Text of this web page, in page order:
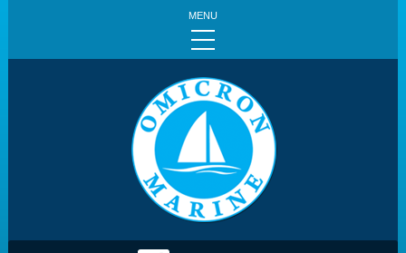
MENU